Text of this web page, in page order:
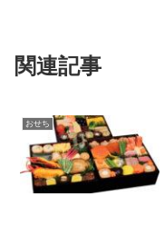
関連記事
おせち